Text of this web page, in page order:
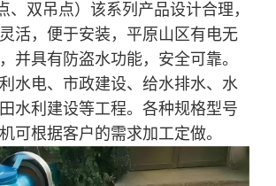
、双吊点）该系列产品设计合理，
活，便于安装，平原山区有电无
并具有防盗水功能，安全可靠。
水电、市政建设、给水排水、水
水利建设等工程。各种规格型号
可根据客户的需求加工定做。